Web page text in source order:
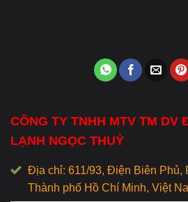
CÔNG TY TNHH MTV TM DV
LẠNH NGỌC THUỶ
Địa chỉ: 611/93, Điện Biên Phủ,
Thành phố Hồ Chí Minh, Việt